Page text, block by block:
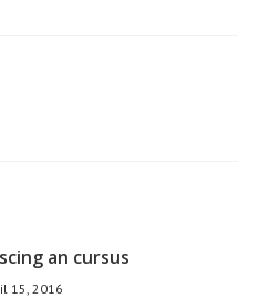
an cursus
15, 2016